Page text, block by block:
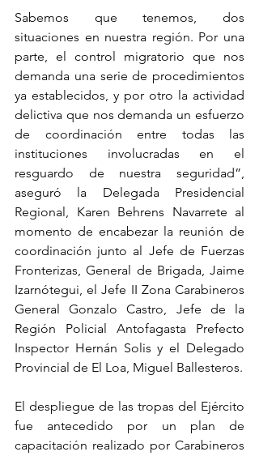
Sabemos que tenemos, dos
situaciones en nuestra región. Por una
parte, el control migratorio que nos
demanda una serie de procedimientos
ya establecidos, y por otro la actividad
delictiva que nos demanda un esfuerzo
de coordinación entre todas las
instituciones involucradas en el
resguardo de nuestra seguridad”,
aseguró la Delegada Presidencial
Regional, Karen Behrens Navarrete al
momento de encabezar la reunión de
coordinación junto al Jefe de Fuerzas
Fronterizas, General de Brigada, Jaime
Izarnótegui, el Jefe II Zona Carabineros
General Gonzalo Castro, Jefe de la
Región Policial Antofagasta Prefecto
Inspector Hernán Solis y el Delegado
Provincial de El Loa, Miguel Ballesteros.
El despliegue de las tropas del Ejército
fue antecedido por un plan de
capacitación realizado por Carabineros